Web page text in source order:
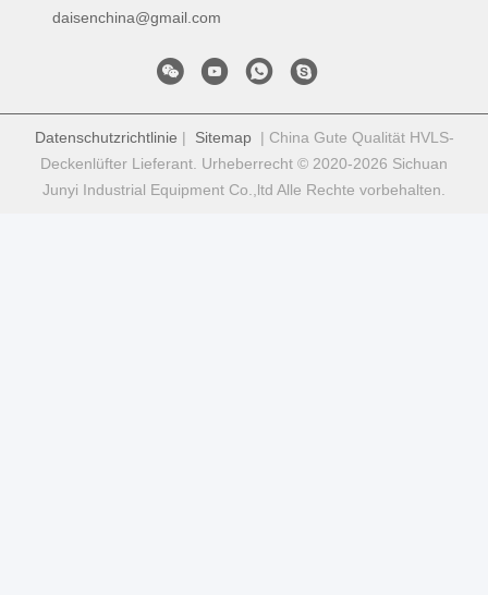
daisenchina@gmail.com
Datenschutzrichtlinie | Sitemap| China Gute Qualität HVLS-
Deckenlüfter Lieferant. Urheberrecht © 2020-2026 Sichuan
Junyi Industrial Equipment Co.,ltd Alle Rechte vorbehalten.